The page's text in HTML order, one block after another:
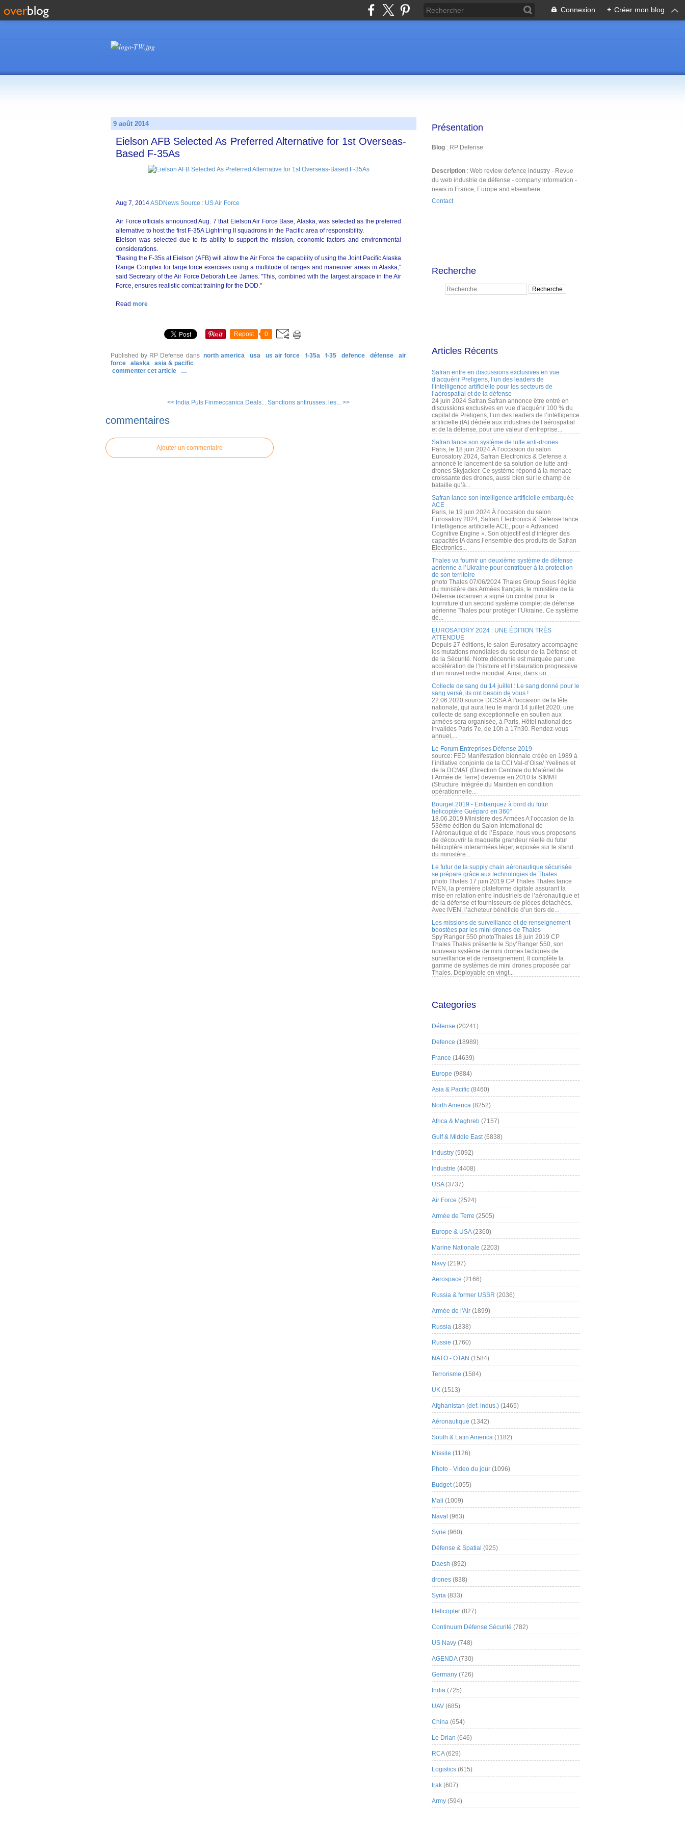
Connexion + Créer mon blog
9 août 2014
Eielson AFB Selected As Preferred Alternative for 1st Overseas-
Based F-35As
Aug 7, 2014ASDNews Source : US Air Force
Air Force officials announced Aug. 7 that Eielson Air Force Base, Alaska, was selected as the preferred
alternative to host the first F-35A Lightning II
squadrons in the Pacific area of responsibility.
Eielson was selected due to its ability to support the mission, economic factors and environmental
considerations.
"Basing the F-35s at Eielson (AFB) will allow the Air Force the capability of using the Joint Pacific Alaska
Range Complex for large force exercises using a multitude of ranges and maneuver areas in Alaska,"
said Secretary of the Air Force Deborah Lee James. "This, combined with the largest airspace in the Air
Force, ensures realistic combat training for the DOD."
Read more
Repost 0
Published by RP Defense dans north america usa us air force f-35a f-35 defence défense
air
force
alaska
asia & pacific
commenter cet article
…
<< India Puts Finmeccanica Deals... Sanctions antirusses: les... >>
commentaires
Ajouter un commentaire
Présentation
Blog : RP Defense
Description : Web review defence industry - Revue
du web industrie de défense - company information -
news in France, Europe and elsewhere ...
Contact
Recherche
Articles Récents
Safran entre en discussions exclusives en vue
d’acquérir Preligens, l’un des leaders de
l’intelligence artificielle pour les secteurs de
l’aérospatial et de la défense
24 juin 2024 Safran Safran annonce être entré en
discussions exclusives en vue d’acquérir 100 % du
capital de Preligens, l’un des leaders de l’intelligence
artificielle (IA) dédiée aux industries de l’aérospatial
et de la défense, pour une valeur d’entreprise...
Safran lance son système de lutte anti-drones
Paris, le 18 juin 2024 À l’occasion du salon
Eurosatory 2024, Safran Electronics & Defense a
annoncé le lancement de sa solution de lutte anti-
drones Skyjacker. Ce système répond à la menace
croissante des drones, aussi bien sur le champ de
bataille qu’à...
Safran lance son intelligence artificielle embarquée
ACE
Paris, le 19 juin 2024 À l’occasion du salon
Eurosatory 2024, Safran Electronics & Defense lance
l’intelligence artificielle ACE, pour « Advanced
Cognitive Engine ». Son objectif est d’intégrer des
capacités IA dans l’ensemble des produits de Safran
Electronics...
Thales va fournir un deuxième système de défense
aérienne à l’Ukraine pour contribuer à la protection
de son territoire
photo Thales 07/06/2024 Thales Group Sous l’égide
du ministère des Armées français, le ministère de la
Défense ukrainien a signé un contrat pour la
fourniture d’un second système complet de défense
aérienne Thales pour protéger l’Ukraine. Ce système
de...
EUROSATORY 2024 : UNE ÉDITION TRÈS
ATTENDUE
Depuis 27 éditions, le salon Eurosatory accompagne
les mutations mondiales du secteur de la Défense et
de la Sécurité. Notre décennie est marquée par une
accélération de l’histoire et l’instauration progressive
d’un nouvel ordre mondial. Ainsi, dans un...
Collecte de sang du 14 juillet : Le sang donné pour le
sang versé, ils ont besoin de vous !
22.06.2020 source DCSSA À l'occasion de la fête
nationale, qui aura lieu le mardi 14 juillet 2020, une
collecte de sang exceptionnelle en soutien aux
armées sera organisée, à Paris, Hôtel national des
Invalides Paris 7e, de 10h à 17h30. Rendez-vous
annuel,...
Le Forum Entreprises Défense 2019
source: FED Manifestation biennale créée en 1989 à
l’initiative conjointe de la CCI Val-d’Oise/ Yvelines et
de la DCMAT (Direction Centrale du Matériel de
l’Armée de Terre) devenue en 2010 la SIMMT
(Structure Intégrée du Maintien en condition
opérationnelle...
Bourget 2019 - Embarquez à bord du futur
hélicoptère Guépard en 360°
18.06.2019 Ministère des Armées A l’occasion de la
53ème édition du Salon International de
l’Aéronautique et de l’Espace, nous vous proposons
de découvrir la maquette grandeur réelle du futur
hélicoptère interarmées léger, exposée sur le stand
du ministère...
Le futur de la supply chain aéronautique sécurisée
se prépare grâce aux technologies de Thales
photo Thales 17 juin 2019 CP Thales Thales lance
IVEN, la première plateforme digitale assurant la
mise en relation entre industriels de l’aéronautique et
de la défense et fournisseurs de pièces détachées.
Avec IVEN, l’acheteur bénéficie d’un tiers de...
Les missions de surveillance et de renseignement
boostées par les mini drones de Thales
Spy’Ranger 550 photoThales 18 juin 2019 CP
Thales Thales présente le Spy’Ranger 550, son
nouveau système de mini drones tactiques de
surveillance et de renseignement. Il complète la
gamme de systèmes de mini drones proposée par
Thales. Déployable en vingt...
Categories
Défense (20241)
Defence (18989)
France (14639)
Europe (9884)
Asia & Pacific (8460)
North America (8252)
Africa & Maghreb (7157)
Gulf & Middle East(6838)
Industry (5092)
Industrie (4408)
USA(3737)
Air Force (2524)
Armée de Terre (2505)
Europe & USA(2360)
Marine Nationale (2203)
Navy (2197)
Aerospace (2166)
Russia & former USSR (2036)
Armée de l'Air (1899)
Russia (1838)
Russie (1760)
NATO - OTAN (1584)
Terrorisme (1584)
UK (1513)
Afghanistan (def. indus.) (1465)
Aéronautique (1342)
South & Latin America (1182)
Missile (1126)
Photo - Video du jour (1096)
Budget(1055)
Mali (1009)
Naval (963)
Syrie (960)
Défense & Spatial (925)
Daesh (892)
drones (838)
Syria (833)
Helicopter (827)
Continuum Défense Sécurité (782)
US Navy (748)
AGENDA(730)
Germany (726)
India (725)
UAV (685)
China (654)
Le Drian (646)
RCA(629)
Logistics (615)
Irak (607)
Army (594)